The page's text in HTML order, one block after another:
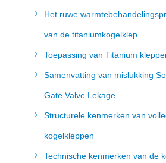
Het ruwe
van de titaniumkogelklep
Toepassing van Titanium
Samenvatting van mislukking
Gate Valve Lekage
Structurele kenmerken van
kogelkleppen
Technische kenmerken van de